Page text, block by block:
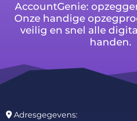
AccountGenie:
Onze handige
veilig en snel alle
handen.
Adresgegevens: